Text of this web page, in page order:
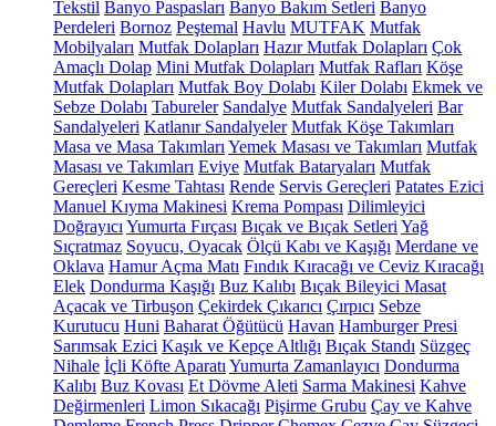
Tekstil Banyo Paspasları Banyo Bakım Setleri Banyo
Perdeleri Bornoz Peştemal Havlu MUTFAK Mutfak
Mobilyaları Mutfak Dolapları Hazır Mutfak Dolapları Çok
Amaçlı Dolap Mini Mutfak Dolapları Mutfak Rafları Köşe
Mutfak Dolapları Mutfak Boy Dolabı Kiler Dolabı Ekmek ve
Sebze Dolabı Tabureler Sandalye Mutfak Sandalyeleri Bar
Sandalyeleri Katlanır Sandalyeler Mutfak Köşe Takımları
Masa ve Masa Takımları Yemek Masası ve Takımları Mutfak
Masası ve Takımları Eviye Mutfak Bataryaları Mutfak
Gereçleri Kesme Tahtası Rende Servis Gereçleri Patates Ezici
Manuel Kıyma Makinesi Krema Pompası Dilimleyici
Doğrayıcı Yumurta Fırçası Bıçak ve Bıçak Setleri Yağ
Sıçratmaz Soyucu, Oyacak Ölçü Kabı ve Kaşığı Merdane ve
Oklava Hamur Açma Matı Fındık Kıracağı ve Ceviz Kıracağı
Elek Dondurma Kaşığı Buz Kalıbı Bıçak Bileyici Masat
Açacak ve Tirbuşon Çekirdek Çıkarıcı Çırpıcı Sebze
Kurutucu Huni Baharat Öğütücü Havan Hamburger Presi
Sarımsak Ezici Kaşık ve Kepçe Altlığı Bıçak Standı Süzgeç
Nihale İçli Köfte Aparatı Yumurta Zamanlayıcı Dondurma
Kalıbı Buz Kovası Et Dövme Aleti Sarma Makinesi Kahve
Değirmenleri Limon Sıkacağı Pişirme Grubu Çay ve Kahve